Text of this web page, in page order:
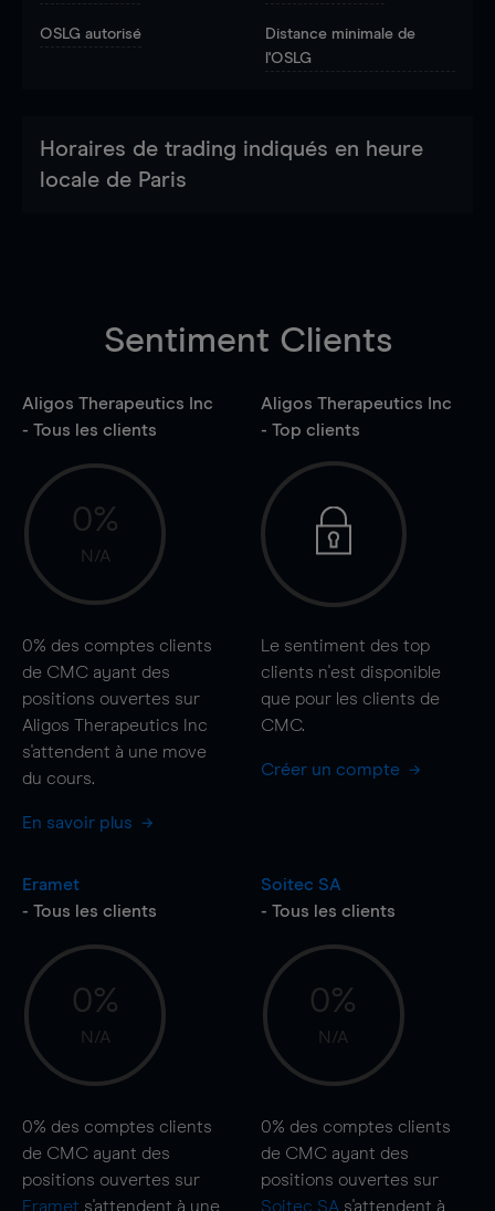
OSLG autorisé
Distance minimale de
l'OSLG
Horaires de trading indiqués en heure
locale de Paris
Sentiment Clients
Aligos Therapeutics Inc
- Tous les clients
0%
N/A
0% des comptes clients
de CMC ayant des
positions ouvertes sur
Aligos Therapeutics Inc
s'attendent à une move
du cours.
En savoir plus
Aligos Therapeutics Inc
- Top clients
Le sentiment des top
clients n'est disponible
que pour les clients de
CMC.
Créer un compte
Eramet
- Tous les clients
0%
N/A
0% des comptes clients
de CMC ayant des
positions ouvertes sur
Eramet s'attendent à une
Soitec SA
- Tous les clients
0%
N/A
0% des comptes clients
de CMC ayant des
positions ouvertes sur
Soitec SA s'attendent à